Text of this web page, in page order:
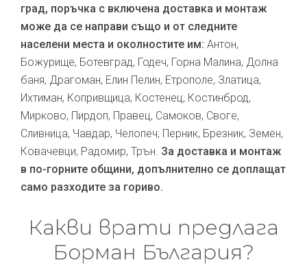
град, поръчка с включена доставка и монтаж
може да се направи също и от следните
населени места и околностите им: Антон,
Божурище, Ботевград, Годеч, Горна Малина, Долна
баня, Драгоман, Елин Пелин, Етрополе, Златица,
Ихтиман, Копривщица, Костенец, Костинброд,
Мирково, Пирдоп, Правец, Самоков, Своге,
Сливница, Чавдар, Челопеч; Перник, Брезник, Земен,
Ковачевци, Радомир, Трън. За доставка и монтаж
в по-горните общини, допълнително се доплащат
само разходите за гориво.
Какви врати предлага
Борман България?